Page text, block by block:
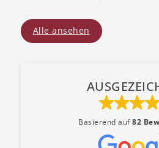
Alle ansehen
Basierend auf82